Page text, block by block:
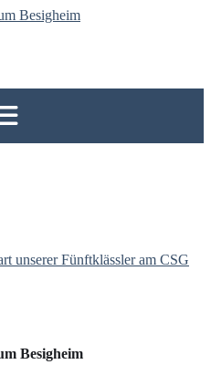
unserer Fünftklässler am CSG
Besigheim